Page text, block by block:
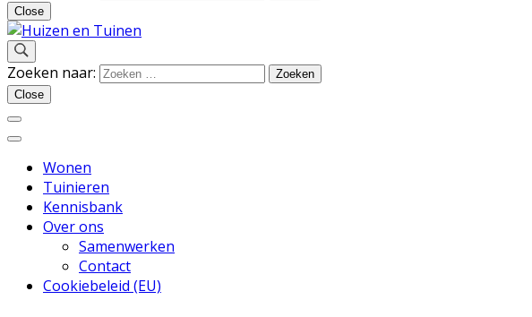
Close
Huizen en Tuinen
Inspiratie voor wonen en tuinieren
Zoeken naar:
Close
Wonen
Tuinieren
Kennisbank
Over ons
Samenwerken
Contact
Cookiebeleid (EU)